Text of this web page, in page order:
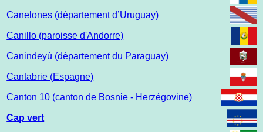
Canelones (département d’Uruguay)
Canillo (paroisse d'Andorre)
Canindeyú (département du Paraguay)
Cantabrie (Espagne)
Canton 10 (canton de Bosnie - Herzégovine)
Cap vert